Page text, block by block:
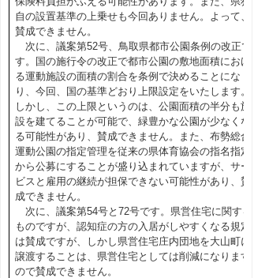
自の設置基準の上乗せも今回ありません。よって、
賛成できません。
次に、議案第52号、鳥取県都市公園条例の改正で
す。国の施行令の改正で都市公園の敷地面積におけ
る運動施設の面積の割合を条例で決めることにな
り、今回、国の基準どおり上限設定をいたします。
しかし、この上限というのは、公園面積の半分も施
設を建てることが可能で、緑豊かな公園が少なくな
る可能性があり、賛成できません。また、布勢総合
運動公園の指定管理を従来の県体育協会の指名指定
から公募にすることが盛り込まれていますが、サー
ビスと雇用の継続が担保できない可能性があり、賛
成できません。
次に、議案第54号と72号です。県営住宅に関する
ものですが、認知症の方の入居がしやすくなる規定
は賛成ですが、しかし県営住宅庄内団地を大山町に
譲渡することは、県営住宅としては削減になります
ので賛成できません。